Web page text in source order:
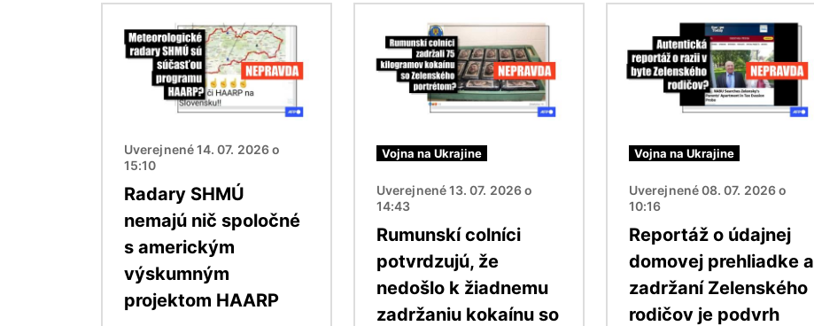
Uverejnené 14. 07. 2026 o
15:10
Radary SHMÚ
nemajú nič spoločné
s americkým
výskumným
projektom HAARP
Vojna na Ukrajine
Uverejnené 13. 07. 2026 o
14:43
Rumunskí colníci
potvrdzujú, že
nedošlo k žiadnemu
zadržaniu kokaínu so
Vojna na Ukrajine
Uverejnené 08. 07. 2026 o
10:16
Reportáž o údajnej
domovej prehliadke a
zadržaní Zelenského
rodičov je podvrh